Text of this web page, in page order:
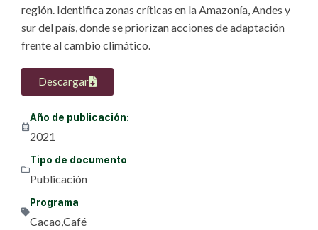
región. Identifica zonas críticas en la Amazonía, Andes y
sur del país, donde se priorizan acciones de adaptación
frente al cambio climático.
Descargar
Año de publicación:
2021
Tipo de documento
Publicación
Programa
Cacao,Café